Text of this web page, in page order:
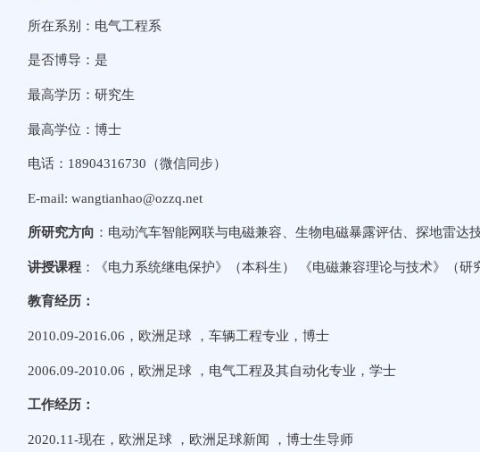
所在系别：电气工程系
是否博导：是
最高学历：研究生
最高学位：博士
电话：18904316730（微信同步）
E-mail: wangtianhao@ozzq.net
所研究方向 ：电动汽车智能网联与电磁兼容、生物电磁暴露评估、探地雷达
讲授课程：《电力系统继电保护》（本科生） 《电磁兼容理论与技术》（研
教育经历：
2010.09-2016.06，欧洲足球 ，车辆工程专业，博士
2006.09-2010.06，欧洲足球 ，电气工程及其自动化专业，学士
工作经历：
2020.11-现在，欧洲足球 ，欧洲足球新闻 ，博士生导师